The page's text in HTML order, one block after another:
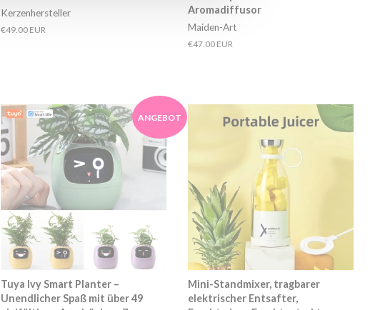
Kerzenhersteller
Normaler
€49.00 EUR
Aromadiffusor
Maiden-Art
Normaler
€47.00 EUR
ANGEBOT
Tuya Ivy Smart Planter –
Unendlicher Spaß mit über 49
Mini-Standmixer, tragbarer
elektrischer Entsafter,